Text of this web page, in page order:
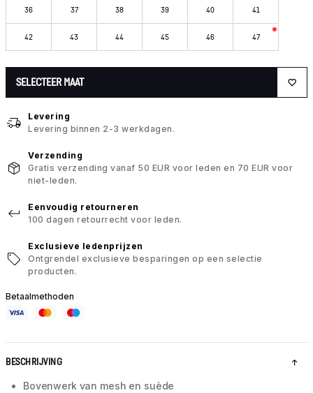
36 37 38 39 40 41
42 43 44 45 46 47
SELECTEER MAAT
Levering
Levering binnen 2-3 werkdagen.
Verzending
Gratis verzending vanaf 50 EUR voor leden en 70 EUR voor
niet-leden.
Eenvoudig retourneren
100 dagen retourrecht voor leden.
Exclusieve ledenprijzen
Ontgrendel exclusieve besparingen op een selectie
producten.
Betaalmethoden
BESCHRIJVING
Bovenwerk van mesh en suède